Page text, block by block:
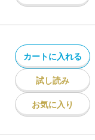
カートに入れる
試し読み
お気に入り